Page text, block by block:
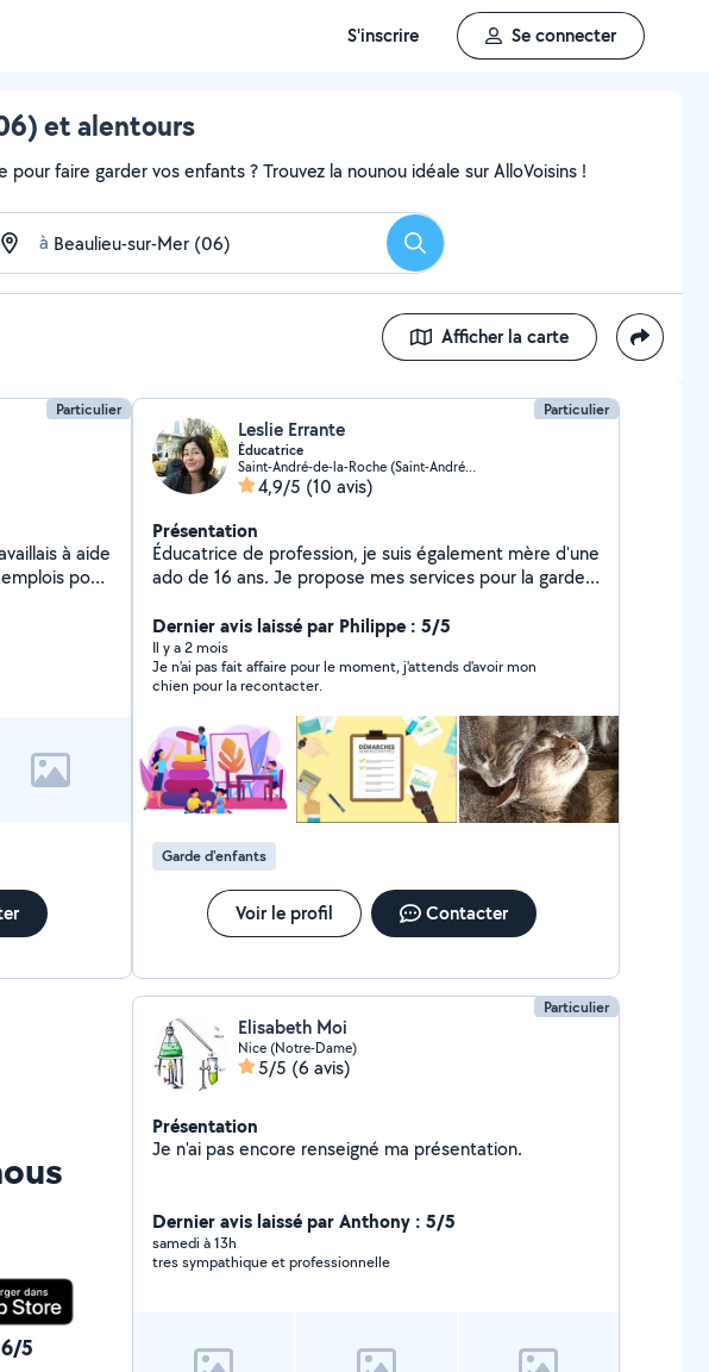
S'inscrire Se connecter
et alentours
faire garder vos enfants ? Trouvez la nounou idéale sur AlloVoisins !
à Rechercher
Afficher la carte
Particulier
à aide
pour
Particulier
Leslie Errante
Éducatrice
Saint-André-de-la-Roche (Saint-André-de-la-Roche)
4,9/5 (10 avis)
Présentation
Éducatrice de profession, je suis également mère d'une
ado de 16 ans. Je propose mes services pour la garde
également de m'occuper de vos animaux lors de vos
absences, visites et promenades.
Dernier avis laissé par Philippe : 5/5
Il y a 2 mois
Je n'ai pas fait affaire pour le moment, j'attends d'avoir mon
chien pour la recontacter.
Garde d'enfants
Voir le profil Contacter
5
Particulier
Elisabeth Moi
Nice (Notre-Dame)
5/5 (6 avis)
Présentation
Je n'ai pas encore renseigné ma présentation.
Dernier avis laissé par Anthony : 5/5
samedi à 13h
tres sympathique et professionnelle